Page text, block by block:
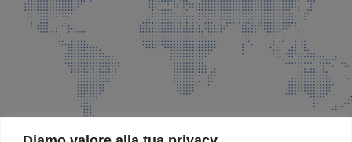
Via Padre Elzi, 32 Grassobbio (BG)
035 525015
035 335037
info@faeg.it
SITE MAP